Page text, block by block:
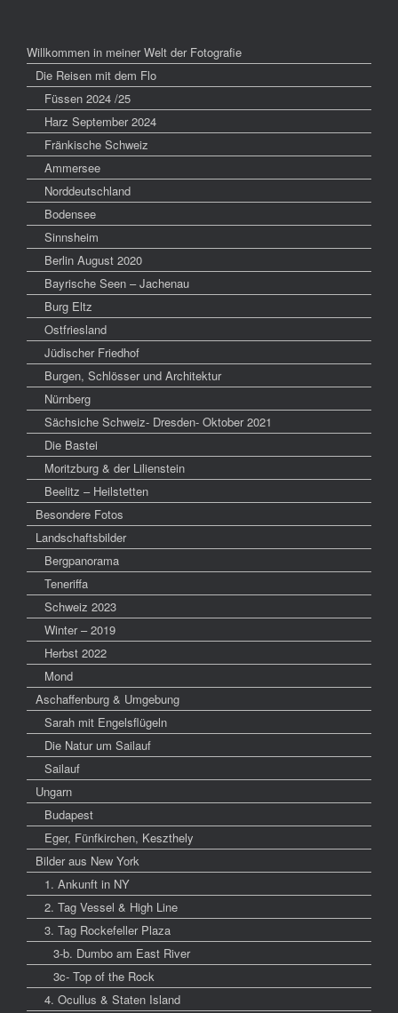
Willkommen in meiner Welt der Fotografie
Die Reisen mit dem Flo
Füssen 2024 /25
Harz September 2024
Fränkische Schweiz
Ammersee
Norddeutschland
Bodensee
Sinnsheim
Berlin August 2020
Bayrische Seen – Jachenau
Burg Eltz
Ostfriesland
Jüdischer Friedhof
Burgen, Schlösser und Architektur
Nürnberg
Sächsiche Schweiz- Dresden- Oktober 2021
Die Bastei
Moritzburg & der Lilienstein
Beelitz – Heilstetten
Besondere Fotos
Landschaftsbilder
Bergpanorama
Teneriffa
Schweiz 2023
Winter – 2019
Herbst 2022
Mond
Aschaffenburg & Umgebung
Sarah mit Engelsflügeln
Die Natur um Sailauf
Sailauf
Ungarn
Budapest
Eger, Fünfkirchen, Keszthely
Bilder aus New York
1. Ankunft in NY
2. Tag Vessel & High Line
3. Tag Rockefeller Plaza
3-b. Dumbo am East River
3c- Top of the Rock
4. Ocullus & Staten Island